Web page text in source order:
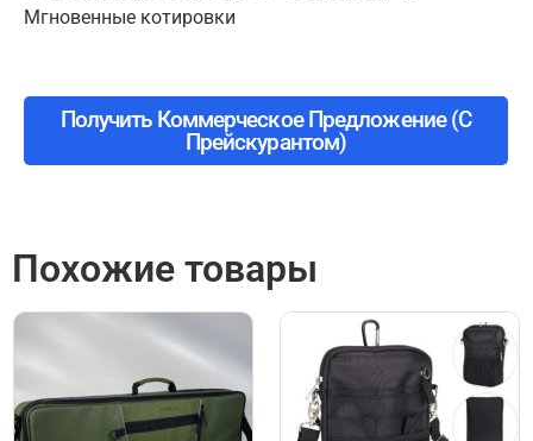
Мгновенные котировки
Получить Коммерческое Предложение (с
Прейскурантом)
Похожие товары